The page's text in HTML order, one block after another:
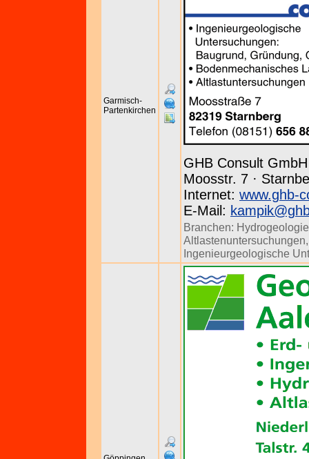
Garmisch-
Partenkirchen
GHB Consult GmbH
Moosstr. 7 ·
Internet: www.ghb-
E-Mail:
Branchen: Hydrogeologie
Altlastenuntersuchungen
Ingenieurgeologische